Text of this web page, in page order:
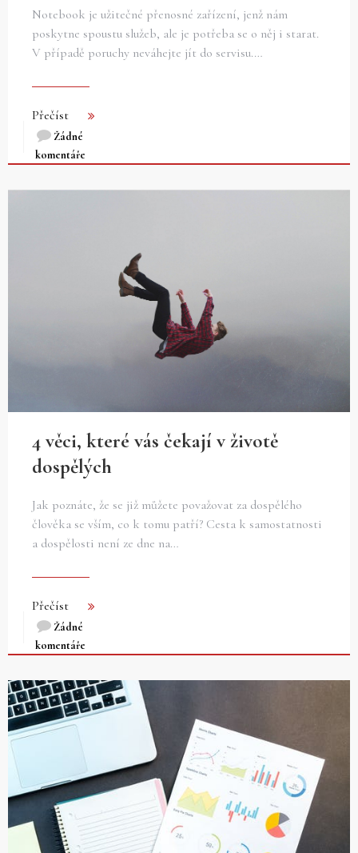
Notebook je užitečné přenosné zařízení, jenž nám
poskytne spoustu služeb, ale je potřeba se o něj i starat.
V případě poruchy neváhejte jít do servisu.…
Přečíst
Žádné
komentáře
4 věci, které vás čekají v životě
dospělých
Jak poznáte, že se již můžete považovat za dospělého
člověka se vším, co k tomu patří? Cesta k samostatnosti
a dospělosti není ze dne na…
Přečíst
Žádné
komentáře